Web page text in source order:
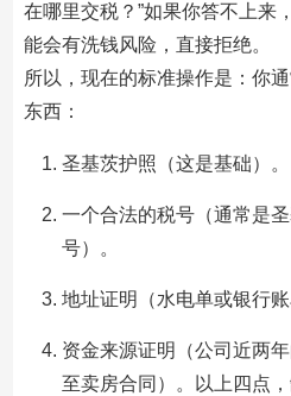
在哪里交税？”如果你答不上来
能会有洗钱风险，直接拒绝。
所以，现在的标准操作是：你
东西：
圣基茨护照（这是基础）。
一个合法的税号（通常是
号）。
地址证明（水电单或银行账
资金来源证明（公司近两
至卖房合同）。以上四点